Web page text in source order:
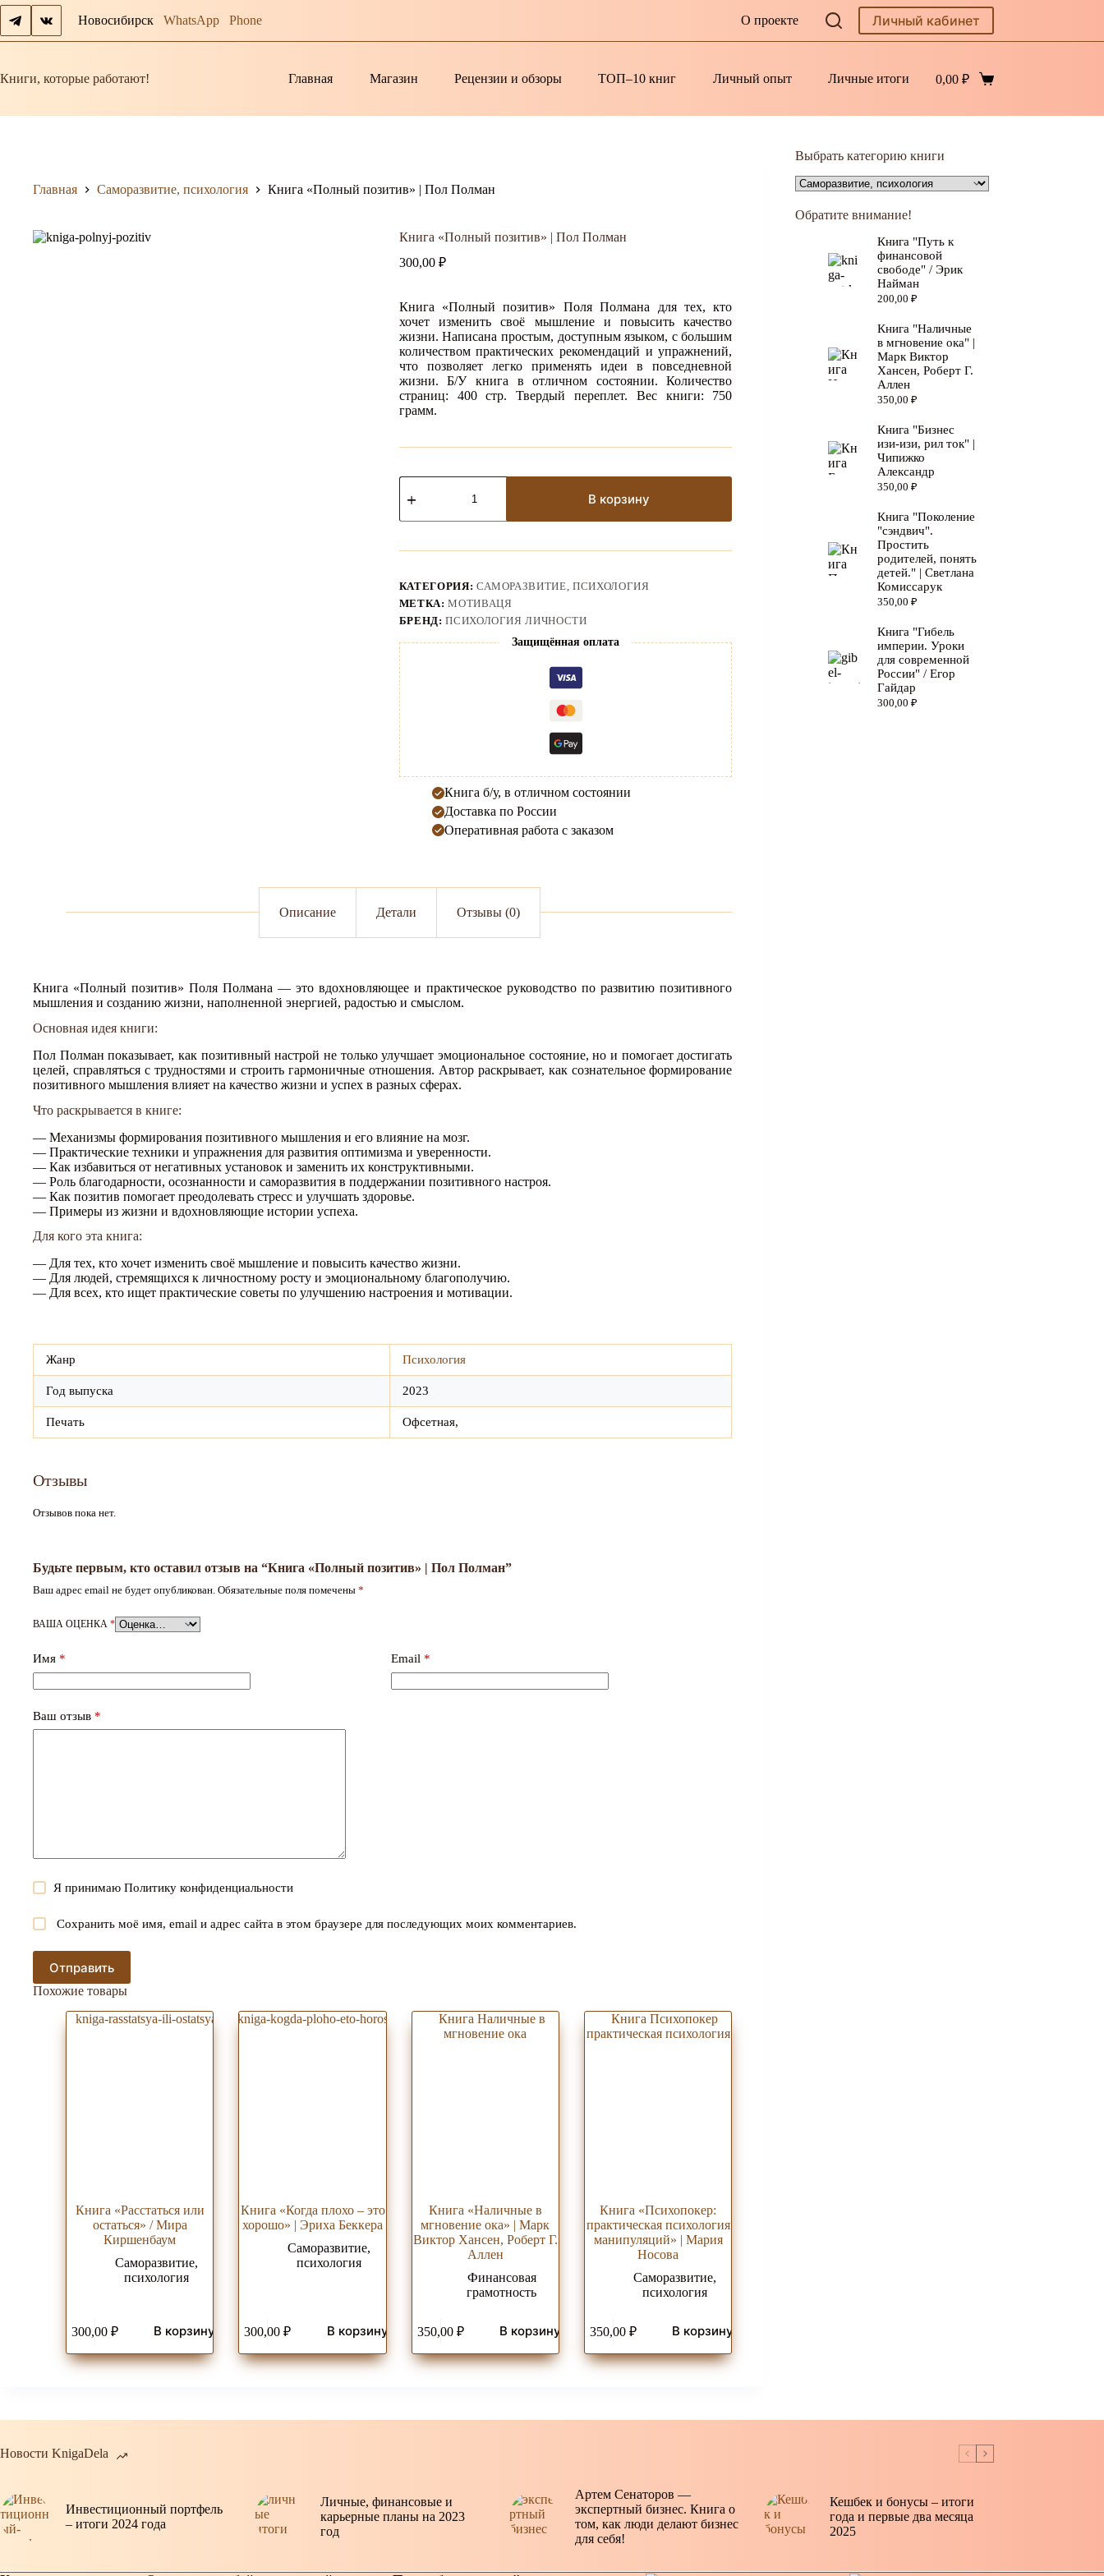
Перейти
сути
Новосибирск WhatsApp Phone О проекте Личный кабинет
Книги, которые работают! Главная Магазин Рецензии и обзоры ТОП–10 книг Личный опыт Личные итоги Корзина
0,00₽
Главная Саморазвитие, психология Книга «Полный позитив» | Пол Полман
Книга «Полный позитив» | Пол Полман
300,00 ₽
Книга «Полный позитив» Поля Полмана для тех, кто
хочет изменить своё мышление и повысить качество
жизни. Написана простым, доступным языком, с большим
количеством практических рекомендаций и упражнений,
что позволяет легко применять идеи в повседневной
жизни. Б/У книга в отличном состоянии. Количество
страниц: 400 стр. Твердый переплет. Вес книги: 750
грамм.
Количество
товара
"Полный
|
Полман
В корзину
КАТЕГОРИЯ: САМОРАЗВИТИЕ, ПСИХОЛОГИЯ
МЕТКА:МОТИВАЦЯ
БРЕНД:ПСИХОЛОГИЯ ЛИЧНОСТИ
Защищённая оплата
Книга б/у, в отличном состоянии
Доставка по России
Оперативная работа с заказом
Описание Детали Отзывы (0)
Книга «Полный позитив» Поля Полмана — это вдохновляющее и практическое руководство по развитию позитивного
мышления и созданию жизни, наполненной энергией, радостью и смыслом.
Основная идея книги:
Пол Полман показывает, как позитивный настрой не только улучшает эмоциональное состояние, но и помогает достигать
целей, справляться с трудностями и строить гармоничные отношения. Автор раскрывает, как сознательное формирование
позитивного мышления влияет на качество жизни и успех в разных сферах.
Что раскрывается в книге:
— Механизмы формирования позитивного мышления и его влияние на мозг.
— Практические техники и упражнения для развития оптимизма и уверенности.
— Как избавиться от негативных установок и заменить их конструктивными.
— Роль благодарности, осознанности и саморазвития в поддержании позитивного настроя.
— Как позитив помогает преодолевать стресс и улучшать здоровье.
— Примеры из жизни и вдохновляющие истории успеха.
Для кого эта книга:
— Для тех, кто хочет изменить своё мышление и повысить качество жизни.
— Для людей, стремящихся к личностному росту и эмоциональному благополучию.
— Для всех, кто ищет практические советы по улучшению настроения и мотивации.
Жанр Психология
Год выпуска 2023
Печать Офсетная,
Отзывы
Отзывов пока нет.
Будьте первым, кто оставил отзыв на “Книга «Полный позитив» | Пол Полман”
Ваш адрес email не будет опубликован. Обязательные поля помечены *
ВАША ОЦЕНКА *
Имя * Email*
Ваш отзыв *
Я принимаюПолитику конфиденциальности
Сохранить моё имя, email и адрес сайта в этом браузере для последующих моих комментариев.
Отправить
Похожие товары
Книга «Расстаться или
остаться» / Мира
Киршенбаум
Саморазвитие,
психология
300,00₽ В корзину
Книга «Когда плохо – это
хорошо» | Эриха Беккера
Саморазвитие,
психология
300,00₽ В корзину
Книга «Наличные в
мгновение ока» | Марк
Виктор Хансен, Роберт Г.
Аллен
Финансовая
грамотность
350,00 ₽ В корзину
Книга «Психопокер:
практическая психология
манипуляций» | Мария
Носова
Саморазвитие,
психология
350,00₽ В корзину
Выбрать категорию книги
Обратите внимание!
Книга "Путь к
финансовой
свободе" / Эрик
Найман
200,00₽
Книга "Наличные
в мгновение ока" |
Марк Виктор
Хансен, Роберт Г.
Аллен
350,00₽
Книга "Бизнес
изи-изи, рил ток" |
Чипижко
Александр
350,00₽
Книга "Поколение
"сэндвич".
Простить
родителей, понять
детей." | Светлана
Комиссарук
350,00₽
Книга "Гибель
империи. Уроки
для современной
России" / Егор
Гайдар
300,00₽
Новости KnigaDela
Инвестиционный портфель
– итоги 2024 года
Личные, финансовые и
карьерные планы на 2023
год
Артем Сенаторов —
экспертный бизнес. Книга о
том, как люди делают бизнес
для себя!
Кешбек и бонусы – итоги
года и первые два месяца
2025